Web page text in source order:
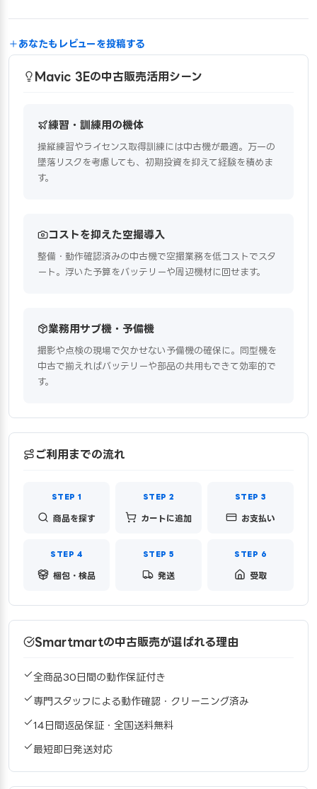
あなたもレビューを投稿する
Mavic 3Eの中古販売活用シーン
練習・訓練用の機体
操縦練習やライセンス取得訓練には中古機が最適。万一の
墜落リスクを考慮しても、初期投資を抑えて経験を積めま
す。
コストを抑えた空撮導入
整備・動作確認済みの中古機で空撮業務を低コストでスタ
ート。浮いた予算をバッテリーや周辺機材に回せます。
業務用サブ機・予備機
撮影や点検の現場で欠かせない予備機の確保に。同型機を
中古で揃えればバッテリーや部品の共用もできて効率的で
す。
ご利用までの流れ
商品を探す カートに追加 お支払い
梱包・検品 発送 受取
Smartmartの中古販売が選ばれる理由
全商品30日間の動作保証付き
専門スタッフによる動作確認・クリーニング済み
14日間返品保証・全国送料無料
最短即日発送対応